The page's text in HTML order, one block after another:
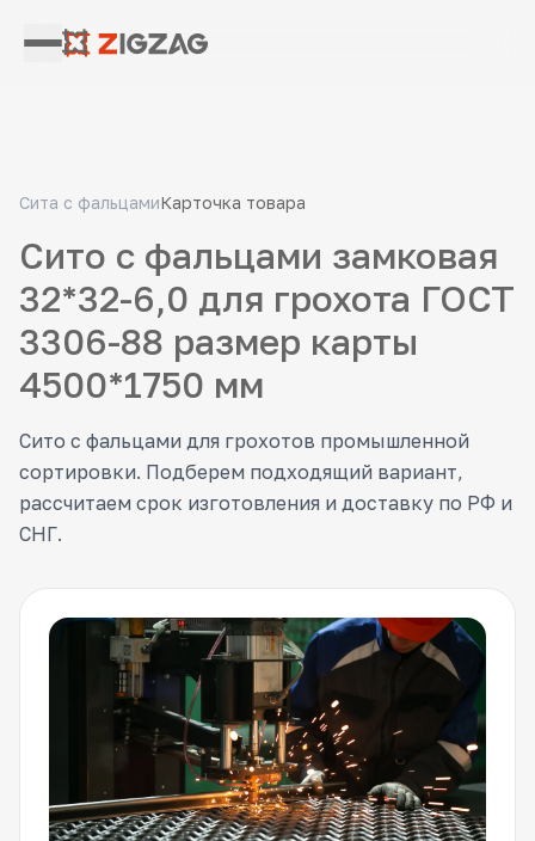
Сита с фальцамиКарточка товара
Сито с фальцами замковая
32*32-6,0 для грохота ГОСТ
3306-88 размер карты
4500*1750 мм
Сито с фальцами для грохотов промышленной
сортировки. Подберем подходящий вариант,
рассчитаем срок изготовления и доставку по РФ и
СНГ.